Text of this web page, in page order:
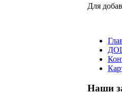
Для
Наши